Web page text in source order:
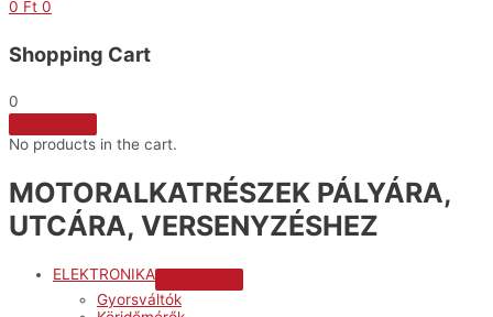
0 Ft 0
Shopping Cart
0
No products in the cart.
MOTORALKATRÉSZEK PÁLYÁRA,
UTCÁRA, VERSENYZÉSHEZ
ELEKTRONIKA
Gyorsváltók